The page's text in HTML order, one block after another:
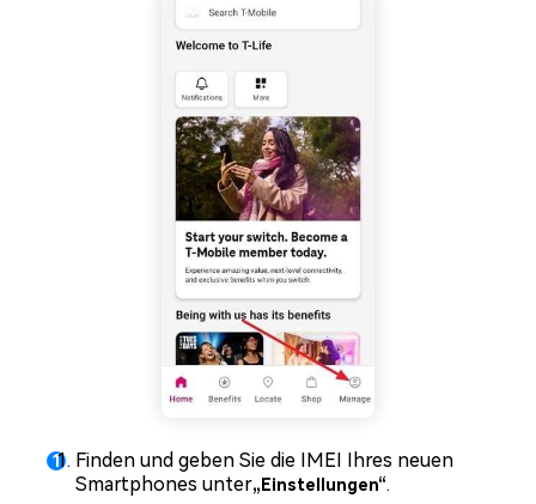
Finden und geben Sie die IMEI Ihres neuen
Smartphones unter„Einstellungen“.